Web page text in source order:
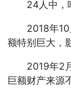
24人中，唯
2018年10月
额特别巨大，
2019年2月
巨额财产来源